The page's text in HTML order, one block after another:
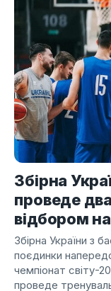
Збірна
проведе
відбором
Збірна України з
поєдинки
чемпіонат світу-
проведе